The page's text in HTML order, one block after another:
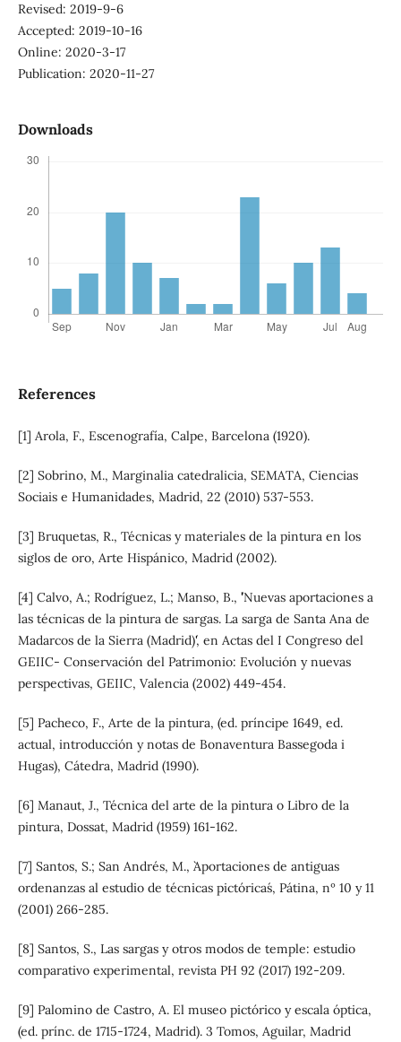
Revised: 2019-9-6
Accepted: 2019-10-16
Online: 2020-3-17
Publication: 2020-11-27
Downloads
References
[1] Arola, F., Escenografía, Calpe, Barcelona (1920).
[2] Sobrino, M., Marginalia catedralicia, SEMATA, Ciencias
Sociais e Humanidades, Madrid, 22 (2010) 537-553.
[3] Bruquetas, R., Técnicas y materiales de la pintura en los
siglos de oro, Arte Hispánico, Madrid (2002).
[4] Calvo, A.; Rodríguez, L.; Manso, B., `´'Nuevas aportaciones a
las técnicas de la pintura de sargas. La sarga de Santa Ana de
Madarcos de la Sierra (Madrid)´', en Actas del I Congreso del
GEIIC- Conservación del Patrimonio: Evolución y nuevas
perspectivas, GEIIC, Valencia (2002) 449-454.
[5] Pacheco, F., Arte de la pintura, (ed. príncipe 1649, ed.
actual, introducción y notas de Bonaventura Bassegoda i
Hugas), Cátedra, Madrid (1990).
[6] Manaut, J., Técnica del arte de la pintura o Libro de la
pintura, Dossat, Madrid (1959) 161-162.
[7] Santos, S.; San Andrés, M., `Aportaciones de antiguas
ordenanzas al estudio de técnicas pictóricas´, Pátina, nº 10 y 11
(2001) 266-285.
[8] Santos, S., Las sargas y otros modos de temple: estudio
comparativo experimental, revista PH 92 (2017) 192-209.
[9] Palomino de Castro, A. El museo pictórico y escala óptica,
(ed. prínc. de 1715-1724, Madrid). 3 Tomos, Aguilar, Madrid